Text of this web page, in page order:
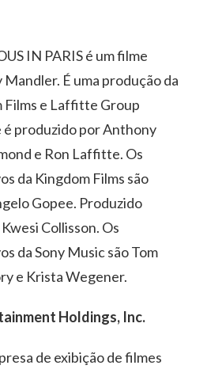
IN PARIS é um filme
É uma produção da
Films e Laffitte Group
produzido por Anthony
e Ron Laffitte. Os
da Kingdom Films são
Gopee. Produzido
Collisson. Os
da Sony Music são Tom
e Krista Wegener.
Holdings, Inc.
de exibição de filmes